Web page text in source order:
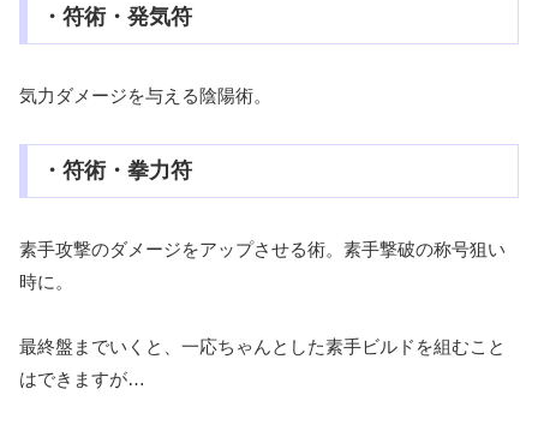
・符術・発気符
気力ダメージを与える陰陽術。
・符術・拳力符
素手攻撃のダメージをアップさせる術。素手撃破の称号狙い
時に。
最終盤までいくと、一応ちゃんとした素手ビルドを組むこと
はできますが…